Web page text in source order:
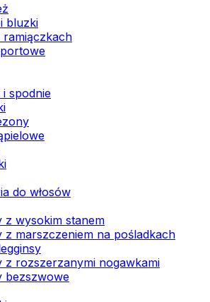
bluzki
ramiączkach
spodnie
do włosów
z wysokim stanem
z marszczeniem na pośladkach
z rozszerzanymi nogawkami
bezszwowe